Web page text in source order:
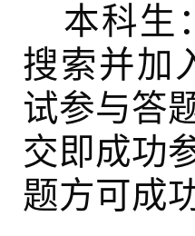
本科生
搜索并加
试参与答
交即成功
题方可成